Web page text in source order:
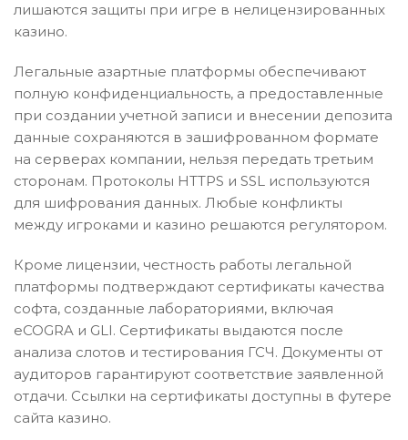
лишаются защиты при игре в нелицензированных
казино.
Легальные азартные платформы обеспечивают
полную конфиденциальность, а предоставленные
при создании учетной записи и внесении депозита
данные сохраняются в зашифрованном формате
на серверах компании, нельзя передать третьим
сторонам. Протоколы HTTPS и SSL используются
для шифрования данных. Любые конфликты
между игроками и казино решаются регулятором.
Кроме лицензии, честность работы легальной
платформы подтверждают сертификаты качества
софта, созданные лабораториями, включая
eCOGRA и GLI. Сертификаты выдаются после
анализа слотов и тестирования ГСЧ. Документы от
аудиторов гарантируют соответствие заявленной
отдачи. Ссылки на сертификаты доступны в футере
сайта казино.